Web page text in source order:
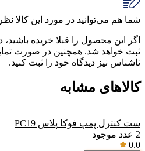
شما هم می‌توانید در مورد این کالا
اگر این محصول را قبلا خریده باشید،
ثبت خواهد شد. همچنین در صورت
ناشناس نیز دیدگاه خود را ثبت کنید.
کالاهای مشابه
ست کنترل پمپ فوکا پلاس PC19
2 عدد موجود
0.0